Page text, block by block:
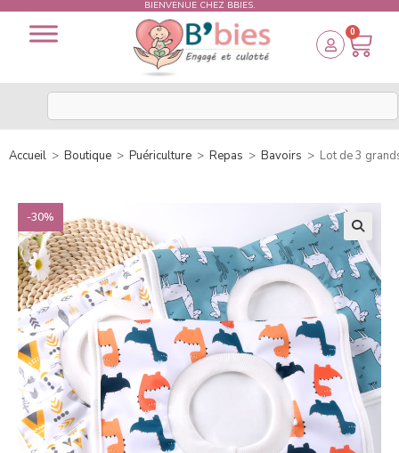
BIENVENUE CHEZ BBIES.
0
Accueil > Boutique > Puériculture > Repas > Bavoirs > Lot de 3
-30%